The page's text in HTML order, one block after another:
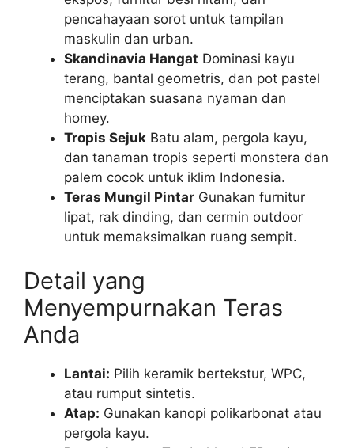
pencahayaan sorot untuk tampilan
maskulin dan urban.
Skandinavia Hangat Dominasi kayu
terang, bantal geometris, dan pot pastel
menciptakan suasana nyaman dan
homey.
Tropis Sejuk Batu alam, pergola kayu,
dan tanaman tropis seperti monstera dan
palem cocok untuk iklim Indonesia.
Teras Mungil Pintar Gunakan furnitur
lipat, rak dinding, dan cermin outdoor
untuk memaksimalkan ruang sempit.
Detail yang
Menyempurnakan Teras
Anda
Lantai: Pilih keramik bertekstur, WPC,
atau rumput sintetis.
Atap: Gunakan kanopi polikarbonat atau
pergola kayu.